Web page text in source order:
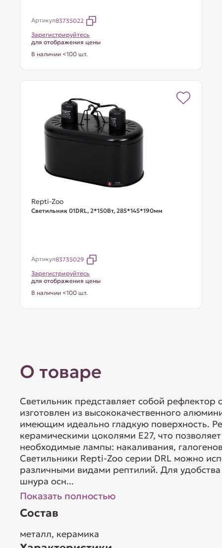
Артикул83735022
Зарегистрируйтесь
для отображения цены
В наличии <100 шт.
Repti-Zoo
Светильник 01DRL, 2*150Вт, 285*145*190мм
Артикул83735029
Зарегистрируйтесь
для отображения цены
В наличии <100 шт.
О товаре
Светильник представляет собой
изготовлен из высококачественного
имеющим идеально гладкую поверхность.
керамическими цоколями Е27, что
необходимые лампы: накаливания,
Светильники Repti-Zoo серии DRL можно
различными видами рептилий. Для
шнура осн...
Показать полностью
Состав
металл, керамика